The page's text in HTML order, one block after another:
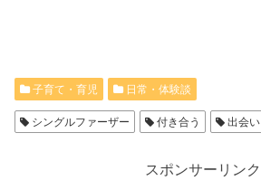
子育て・育児 日常・体験談
シングルファーザー 付き合う 出会い
スポンサーリンク